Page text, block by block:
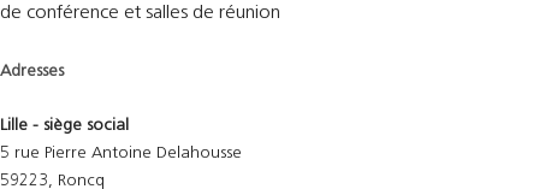
de conférence et salles de réunion
Adresses
Lille - siège social
5 rue Pierre Antoine Delahousse
59223, Roncq